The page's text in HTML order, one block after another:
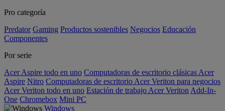
Pro categoría
Predator Gaming Productos sostenibles Negocios Educación
Componentes
Por serie
Acer Aspire todo en uno Computadoras de escritorio clásicas Acer
Aspire Nitro Computadoras de escritorio Acer Veriton para negocios
Acer Veriton todo en uno Estación de trabajo Acer Veriton Add-In-
One Chromebox Mini PC
Windows